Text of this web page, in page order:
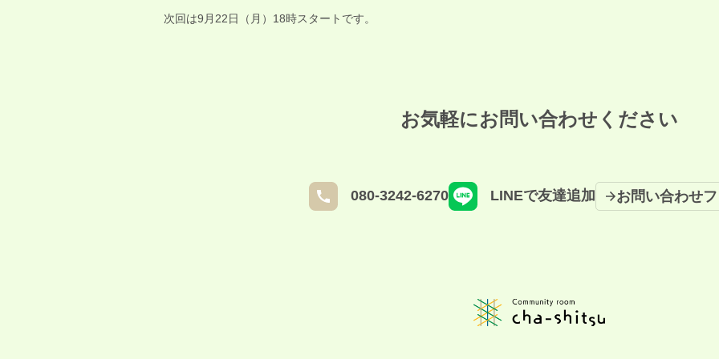
次回は9月22日（月）18時スタートです。
お気軽にお問い合わせください
080-3242-6270 LINEで友達追加 お問い合わせ